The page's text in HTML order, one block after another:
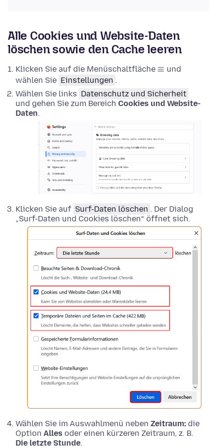
Alle Cookies und Website-Daten
löschen sowie den Cache leeren
Klicken Sie auf die Menüschaltfläche
und
wählen Sie Einstellungen .
Wählen Sie links Datenschutz und Sicherheit
und gehen Sie zum Bereich Cookies und Website-
Daten.
Klicken Sie auf Surf-Daten löschen . Der Dialog
„Surf-Daten und Cookies löschen“ öffnet sich.
Wählen Sie im Auswahlmenü neben Zeitraum: die
Option Alles oder einen kürzeren Zeitraum, z. B.
Die letzte Stunde.